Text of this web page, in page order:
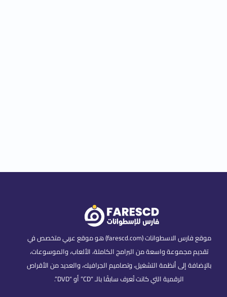
موقع فارس الاسطوانات (farescd.com) هو موقع عربي متخصص في
تقديم مجموعة واسعة من البرامج الكاملة، الألعاب، والموسوعات،
بالإضافة إلى أنظمة التشغيل، وتصاميم الجرافيك، والعديد من الأقراص
الرقمية التي كانت تُعرف سابقًا بالـ “CD” أو “DVD”.